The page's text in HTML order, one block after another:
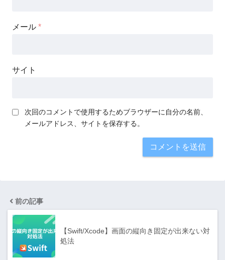
メール *
サイト
次回のコメントで使用するためブラウザーに自分の名前、
メールアドレス、サイトを保存する。
前の記事
【Swift/Xcode】画面の縦向き固定が出来ない対
処法